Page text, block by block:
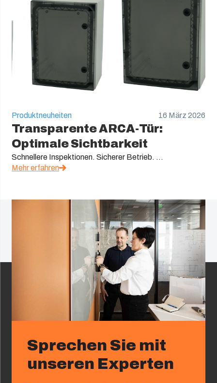
Produktneuheiten 16 März 2026
Transparente ARCA-Tür:
Optimale Sichtbarkeit
Schnellere Inspektionen. Sicherer Betrieb. ...
Mehr erfahren
Sprechen Sie mit
unseren Experten